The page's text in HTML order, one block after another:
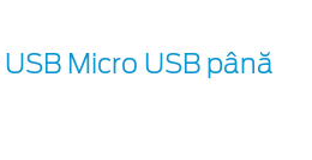
Micro USB până